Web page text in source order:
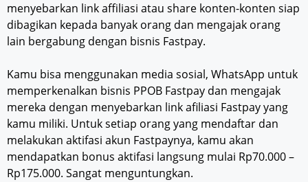
menyebarkan link affiliasi atau share konten-konten siap
dibagikan kepada banyak orang dan mengajak orang
lain bergabung dengan bisnis Fastpay.
Kamu bisa menggunakan media sosial, WhatsApp untuk
memperkenalkan bisnis PPOB Fastpay dan mengajak
mereka dengan menyebarkan link afiliasi Fastpay yang
kamu miliki. Untuk setiap orang yang mendaftar dan
melakukan aktifasi akun Fastpaynya, kamu akan
mendapatkan bonus aktifasi langsung mulai Rp70.000 –
Rp175.000. Sangat menguntungkan.